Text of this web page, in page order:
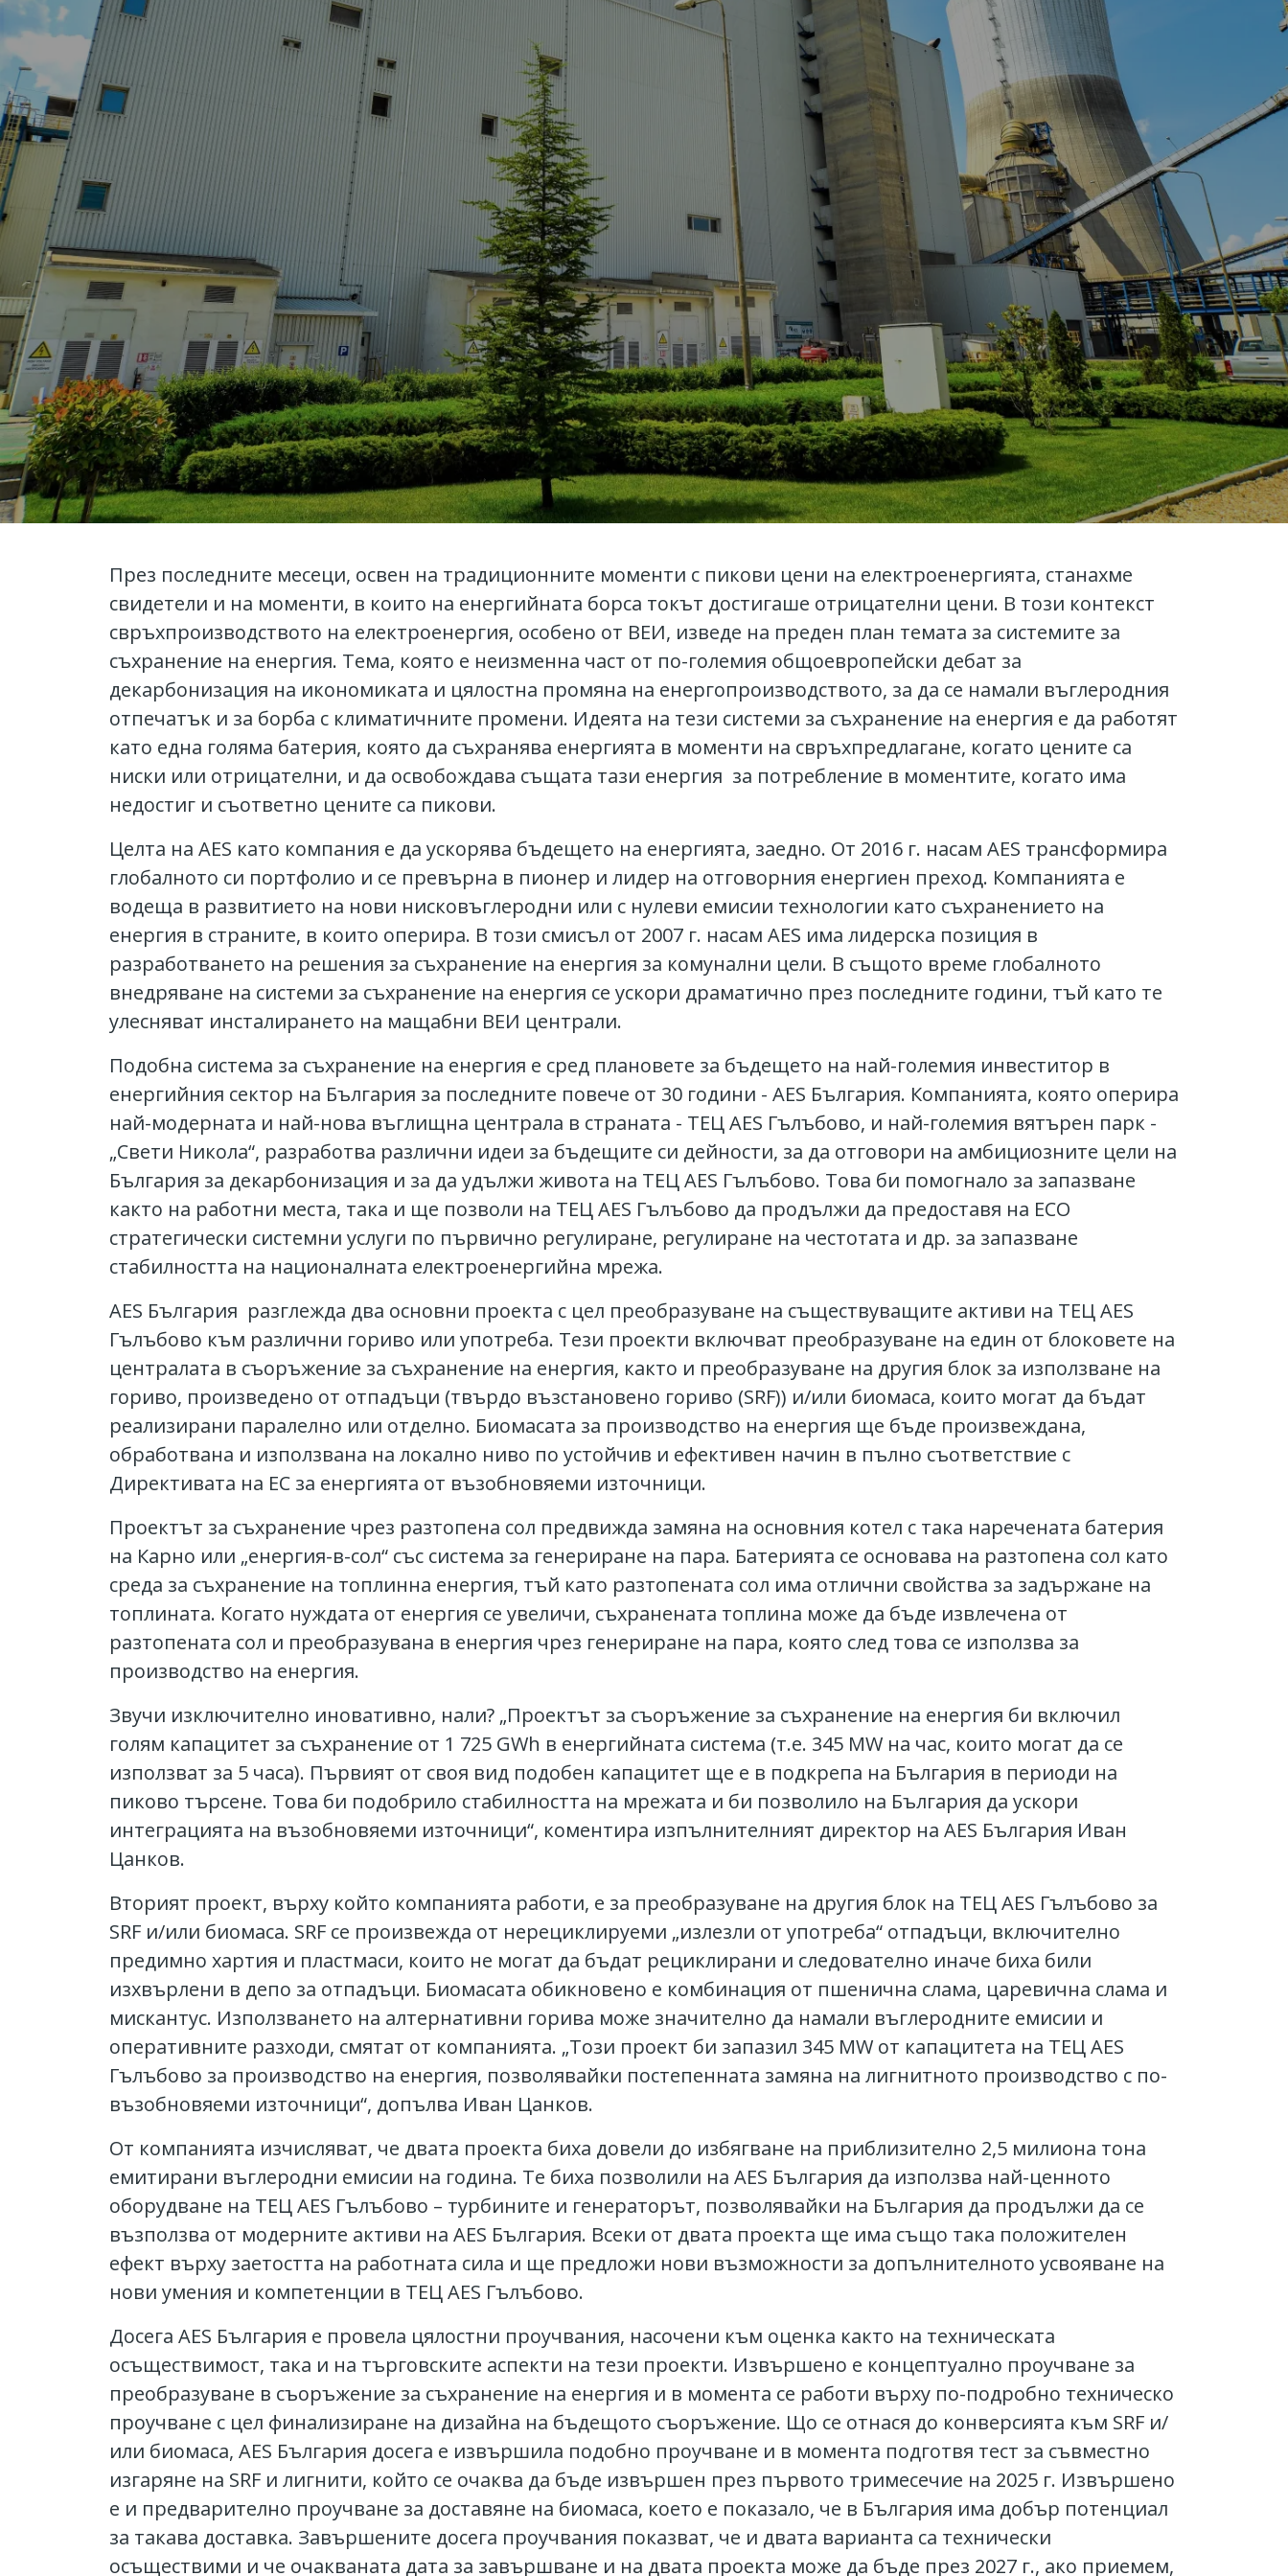
През последните месеци, освен на традиционните моменти с пикови цени на електроенергията, станахме
свидетели и на моменти, в които на енергийната борса токът достигаше отрицателни цени. В този контекст
свръхпроизводството на електроенергия, особено от ВЕИ, изведе на преден план темата за системите за
съхранение на енергия. Тема, която е неизменна част от по-големия общоевропейски дебат за
декарбонизация на икономиката и цялостна промяна на енергопроизводството, за да се намали въглеродния
отпечатък и за борба с климатичните промени. Идеята на тези системи за съхранение на енергия е да работят
като една голяма батерия, която да съхранява енергията в моменти на свръхпредлагане, когато цените са
ниски или отрицателни, и да освобождава същата тази енергия за потребление в моментите, когато има
недостиг и съответно цените са пикови.
Целта на AES като компания е да ускорява бъдещето на енергията, заедно. От 2016 г. насам AES трансформира
глобалното си портфолио и се превърна в пионер и лидер на отговорния енергиен преход. Компанията е
водеща в развитието на нови нисковъглеродни или с нулеви емисии технологии като съхранението на
енергия в страните, в които оперира. В този смисъл от 2007 г. насам AES има лидерска позиция в
разработването на решения за съхранение на енергия за комунални цели. В същото време глобалното
внедряване на системи за съхранение на енергия се ускори драматично през последните години, тъй като те
улесняват инсталирането на мащабни ВЕИ централи.
Подобна система за съхранение на енергия е сред плановете за бъдещето на най-големия инвеститор в
енергийния сектор на България за последните повече от 30 години - AES България. Компанията, която оперира
най-модерната и най-нова въглищна централа в страната - ТЕЦ AES Гълъбово, и най-големия вятърен парк -
„Свети Никола“, разработва различни идеи за бъдещите си дейности, за да отговори на амбициозните цели на
България за декарбонизация и за да удължи живота на ТЕЦ AES Гълъбово. Това би помогнало за запазване
както на работни места, така и ще позволи на ТЕЦ AES Гълъбово да продължи да предоставя на ЕСО
стратегически системни услуги по първично регулиране, регулиране на честотата и др. за запазване
стабилността на националната електроенергийна мрежа.
AES България разглежда два основни проекта с цел преобразуване на съществуващите активи на ТЕЦ AES
Гълъбово към различни гориво или употреба. Тези проекти включват преобразуване на един от блоковете на
централата в съоръжение за съхранение на енергия, както и преобразуване на другия блок за използване на
гориво, произведено от отпадъци (твърдо възстановено гориво (SRF)) и/или биомаса, които могат да бъдат
реализирани паралелно или отделно. Биомасата за производство на енергия ще бъде произвеждана,
обработвана и използвана на локално ниво по устойчив и ефективен начин в пълно съответствие с
Директивата на ЕС за енергията от възобновяеми източници.
Проектът за съхранение чрез разтопена сол предвижда замяна на основния котел с така наречената батерия
на Карно или „енергия-в-сол“ със система за генериране на пара. Батерията се основава на разтопена сол като
среда за съхранение на топлинна енергия, тъй като разтопената сол има отлични свойства за задържане на
топлината. Когато нуждата от енергия се увеличи, съхранената топлина може да бъде извлечена от
разтопената сол и преобразувана в енергия чрез генериране на пара, която след това се използва за
производство на енергия.
Звучи изключително иновативно, нали? „Проектът за съоръжение за съхранение на енергия би включил
голям капацитет за съхранение от 1 725 GWh в енергийната система (т.е. 345 MW на час, които могат да се
използват за 5 часа). Първият от своя вид подобен капацитет ще е в подкрепа на България в периоди на
пиково търсене. Това би подобрило стабилността на мрежата и би позволило на България да ускори
интеграцията на възобновяеми източници“, коментира изпълнителният директор на AES България Иван
Цанков.
Вторият проект, върху който компанията работи, е за преобразуване на другия блок на ТЕЦ AES Гълъбово за
SRF и/или биомаса. SRF се произвежда от нерециклируеми „излезли от употреба“ отпадъци, включително
предимно хартия и пластмаси, които не могат да бъдат рециклирани и следователно иначе биха били
изхвърлени в депо за отпадъци. Биомасата обикновено е комбинация от пшенична слама, царевична слама и
мискантус. Използването на алтернативни горива може значително да намали въглеродните емисии и
оперативните разходи, смятат от компанията. „Този проект би запазил 345 MW от капацитета на ТЕЦ AES
Гълъбово за производство на енергия, позволявайки постепенната замяна на лигнитното производство с по-
възобновяеми източници“, допълва Иван Цанков.
От компанията изчисляват, че двата проекта биха довели до избягване на приблизително 2,5 милиона тона
емитирани въглеродни емисии на година. Те биха позволили на AES България да използва най-ценното
оборудване на ТЕЦ AES Гълъбово – турбините и генераторът, позволявайки на България да продължи да се
възползва от модерните активи на AES България. Всеки от двата проекта ще има също така положителен
ефект върху заетостта на работната сила и ще предложи нови възможности за допълнителното усвояване на
нови умения и компетенции в ТЕЦ AES Гълъбово.
Досега AES България е провела цялостни проучвания, насочени към оценка както на техническата
осъществимост, така и на търговските аспекти на тези проекти. Извършено е концептуално проучване за
преобразуване в съоръжение за съхранение на енергия и в момента се работи върху по-подробно техническо
проучване с цел финализиране на дизайна на бъдещото съоръжение. Що се отнася до конверсията към SRF и/
или биомаса, AES България досега е извършила подобно проучване и в момента подготвя тест за съвместно
изгаряне на SRF и лигнити, който се очаква да бъде извършен през първото тримесечие на 2025 г. Извършено
е и предварително проучване за доставяне на биомаса, което е показало, че в България има добър потенциал
за такава доставка. Завършените досега проучвания показват, че и двата варианта са технически
осъществими и че очакваната дата за завършване и на двата проекта може да бъде през 2027 г., ако приемем,